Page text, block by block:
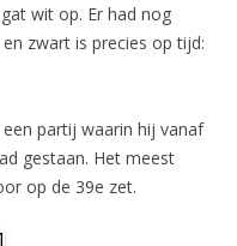
wit op. Er had nog
zwart is precies op tijd:
partij waarin hij vanaf
gestaan. Het meest
op de 39e zet.